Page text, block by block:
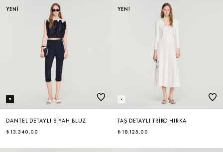
YENİ
DANTEL DETAYLI SIYAH BLUZ
₺ 13.340,00
YENİ
TAŞ DETAYLI TRIKO HIRKA
₺ 18.125,00